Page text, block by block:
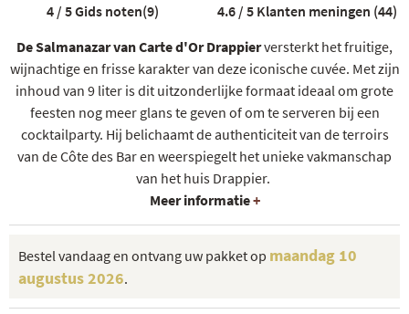
De Salmanazar van Carte d'Or Drappierversterkt het fruitige,
wijnachtige en frisse karakter van deze iconische cuvée. Met zijn
inhoud van 9 liter is dit uitzonderlijke formaat ideaal om grote
feesten nog meer glans te geven of om te serveren bij een
cocktailparty. Hij belichaamt de authenticiteit van de terroirs
van de Côte des Bar en weerspiegelt het unieke vakmanschap
van het huis Drappier.
Meer informatie+
4 / 5Gids noten(9) 4.6 / 5Klanten meningen (44)
Bestel vandaag en ontvang uw pakket op maandag 10
augustus 2026.